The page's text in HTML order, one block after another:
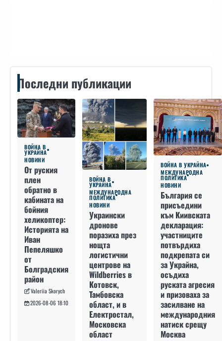
Последни публикации
ВОЙНА В
УКРАЙНА
НОВИНИ
От руския
плен
обратно в
кабината на
бойния
хеликоптер:
Историята на
Иван
Пепеляшко
от
Болградския
район
Valeriia Skorych
2026-08-06 18:10
ВОЙНА В
УКРАЙНА
МЕЖДУНАРОДНА
ПОЛИТИКА
НОВИНИ
Украински
дронове
поразиха през
нощта
логистични
центрове на
Wildberries в
Котовск,
Тамбовска
област, и в
Електростал,
Московска
област
ВОЙНА В УКРАЙНА
МЕЖДУНАРОДНА
ПОЛИТИКА
НОВИНИ
България се
присъедини
към Киивската
декларация:
участниците
потвърдиха
подкрепата си
за Украйна,
осъдиха
руската агресия
и призоваха за
засилване на
международния
натиск срещу
Москва